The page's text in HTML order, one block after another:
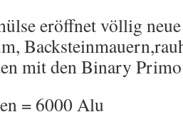
eröffnet völlig
mit den Binary
= 6000 Alu